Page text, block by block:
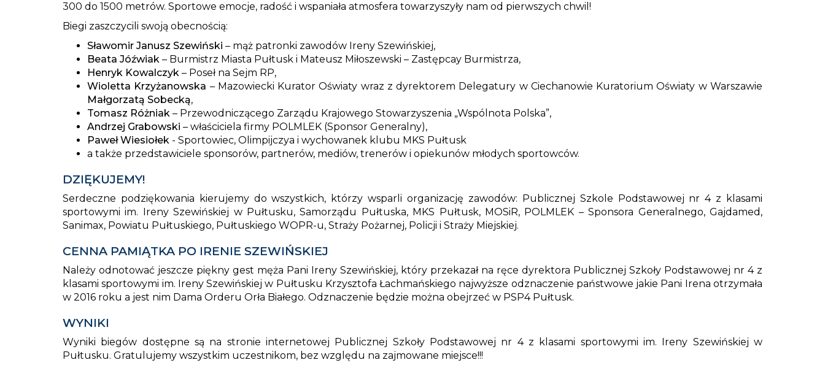
300 do 1500 metrów. Sportowe emocje, radość i wspaniała atmosfera towarzyszyły nam od pierwszych chwil!
Biegi zaszczycili swoją obecnością:
Sławomir Janusz Szewiński – mąż patronki zawodów Ireny Szewińskiej,
Beata Jóźwiak – Burmistrz Miasta Pułtusk i Mateusz Miłoszewski – Zastępcay Burmistrza,
Henryk Kowalczyk – Poseł na Sejm RP,
Wioletta Krzyżanowska – Mazowiecki Kurator Oświaty wraz z dyrektorem Delegatury w Ciechanowie Kuratorium Oświaty w Warszawie
Małgorzatą Sobecką,
Tomasz Różniak – Przewodniczącego Zarządu Krajowego Stowarzyszenia „Wspólnota Polska”,
Andrzej Grabowski – właściciela firmy POLMLEK (Sponsor Generalny),
Paweł Wiesiołek - Sportowiec, Olimpijczya i wychowanek klubu MKS Pułtusk
a także przedstawiciele sponsorów, partnerów, mediów, trenerów i opiekunów młodych sportowców.
DZIĘKUJEMY!
Serdeczne podziękowania kierujemy do wszystkich, którzy wsparli organizację zawodów: Publicznej Szkole Podstawowej nr 4 z klasami
sportowymi im. Ireny Szewińskiej w Pułtusku, Samorządu Pułtuska, MKS Pułtusk, MOSiR, POLMLEK – Sponsora Generalnego, Gajdamed,
Sanimax, Powiatu Pułtuskiego, Pułtuskiego WOPR-u, Straży Pożarnej, Policji i Straży Miejskiej.
CENNA PAMIĄTKA PO IRENIE SZEWIŃSKIEJ
Należy odnotować jeszcze piękny gest męża Pani Ireny Szewińskiej, który przekazał na ręce dyrektora Publicznej Szkoły Podstawowej nr 4 z
klasami sportowymi im. Ireny Szewińskiej w Pułtusku Krzysztofa Łachmańskiego najwyższe odznaczenie państwowe jakie Pani Irena otrzymała
w 2016 roku a jest nim Dama Orderu Orła Białego. Odznaczenie będzie można obejrzeć w PSP4 Pułtusk.
WYNIKI
Wyniki biegów dostępne są na stronie internetowej Publicznej Szkoły Podstawowej nr 4 z klasami sportowymi im. Ireny Szewińskiej w
Pułtusku. Gratulujemy wszystkim uczestnikom, bez względu na zajmowane miejsce!!!